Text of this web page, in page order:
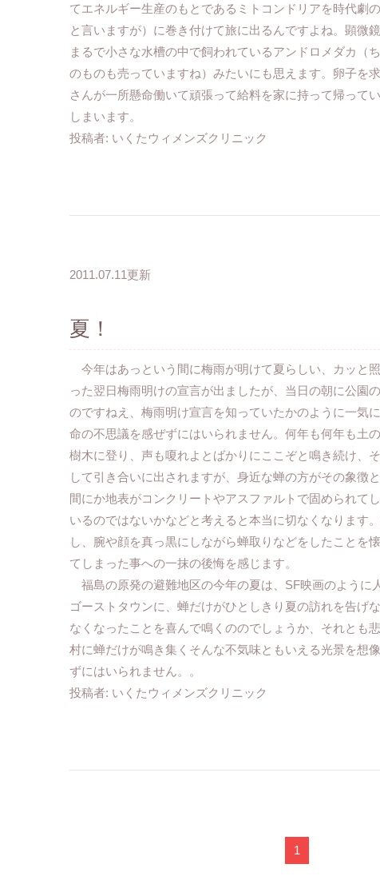
てエネルギー生産のもとであるミトコンドリアを時代劇
と言いますが）に巻き付けて旅に出るんですよね。顕微
まるで小さな水槽の中で飼われているアンドロメダカ（
のものも売っていますね）みたいにも思えます。卵子を
さんが一所懸命働いて頑張って給料を家に持って帰って
しまいます。
投稿者: いくたウィメンズクリニック
2011.07.11更新
夏！
今年はあっという間に梅雨が明けて夏らしい、カッと
った翌日梅雨明けの宣言が出ましたが、当日の朝に公園
のですねえ、梅雨明け宣言を知っていたかのように一気
命の不思議を感ぜずにはいられません。何年も何年も土
樹木に登り、声も嗄れよとばかりにここぞと鳴き続け、
して引き合いに出されますが、身近な蝉の方がその象徴
間にか地表がコンクリートやアスファルトで固められて
いるのではないかなどと考えると本当に切なくなります
し、腕や顔を真っ黒にしながら蝉取りなどをしたことを
てしまった事への一抹の後悔を感じます。
福島の原発の避難地区の今年の夏は、SF映画のように
ゴーストタウンに、蝉だけがひとしきり夏の訪れを告げ
なくなったことを喜んで鳴くののでしょうか、それとも
村に蝉だけが鳴き集くそんな不気味ともいえる光景を想
ずにはいられません。。
投稿者: いくたウィメンズクリニック
1